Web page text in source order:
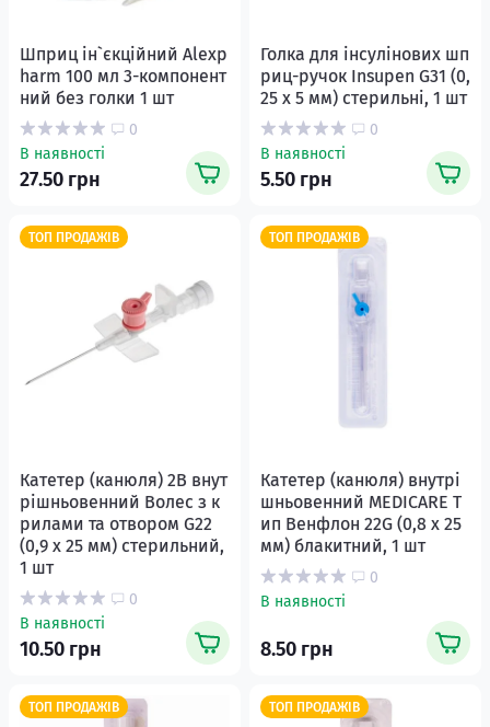
Шприц ін`єкційний Alexp
harm 100 мл 3-компонент
ний без голки 1 шт
0
В наявності
27.50 грн
Голка для інсулінових шп
риц-ручок Insupen G31 (0,
25 x 5 мм) стерильні, 1 шт
0
В наявності
5.50 грн
ТОП ПРОДАЖІВ
Катетер (канюля) 2В внут
рішньовенний Волес з к
рилами та отвором G22
(0,9 х 25 мм) стерильний,
1 шт
0
В наявності
10.50 грн
ТОП ПРОДАЖІВ
Катетер (канюля) внутрі
шньовенний MEDICARE Т
ип Венфлон 22G (0,8 х 25
мм) блакитний, 1 шт
0
В наявності
8.50 грн
ТОП ПРОДАЖІВ ТОП ПРОДАЖІВ